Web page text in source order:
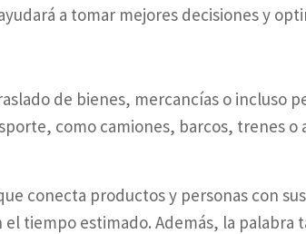
a tomar mejores decisiones y
de bienes, mercancías o incluso
como camiones, barcos, trenes
conecta productos y personas con
tiempo estimado. Además, la